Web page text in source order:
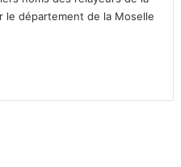
le département de la Moselle